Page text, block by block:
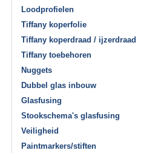
Loodprofielen
Tiffany koperfolie
Tiffany koperdraad / ijzerdraad
Tiffany toebehoren
Nuggets
Dubbel glas inbouw
Glasfusing
Stookschema's glasfusing
Veiligheid
Paintmarkers/stiften